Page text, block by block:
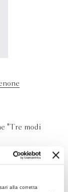
alla corretta
"Tre modi